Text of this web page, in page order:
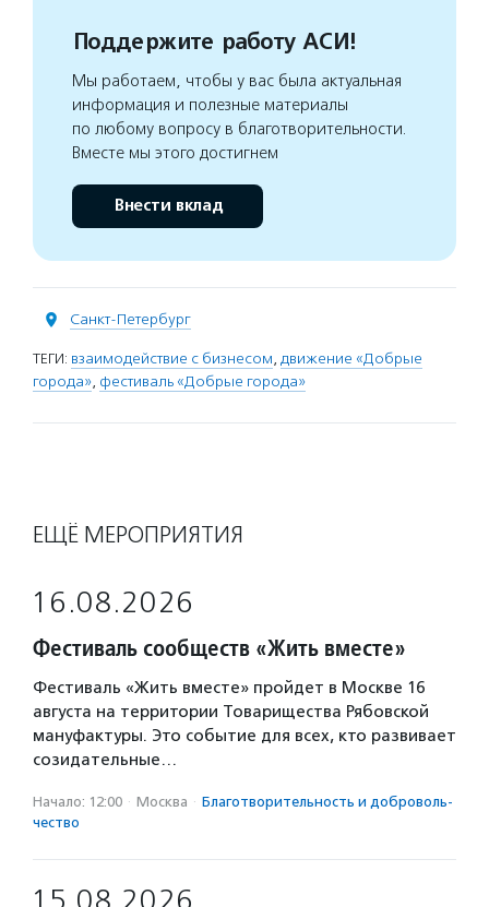
Поддержите работу АСИ!
Мы работаем, чтобы у вас была актуальная
информация и полезные материалы
по любому вопросу в благотворительности.
Вместе мы этого достигнем
Внести вклад
Санкт-Петербург
ТЕГИ: взаимодействие с бизнесом, движение «Добрые
города», фестиваль «Добрые города»
ЕЩЁ МЕРОПРИЯТИЯ
16.08.2026
Фестиваль сообществ «Жить вместе»
Фестиваль «Жить вместе» пройдет в Москве 16
августа на территории Товарищества Рябовской
мануфактуры. Это событие для всех, кто развивает
созидательные…
Начало: 12:00 · Москва · Благотвори­тель­ность и доброволь­
чест­во